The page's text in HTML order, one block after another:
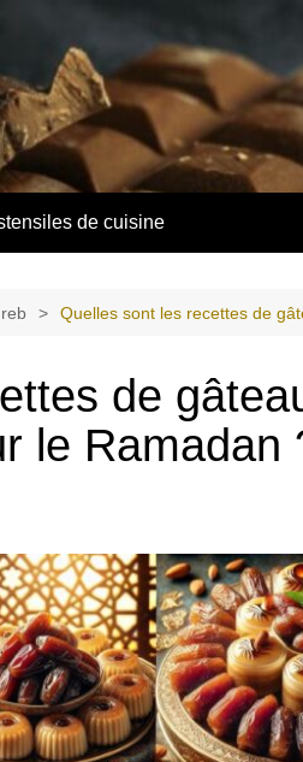
de cuisine
Quelles sont les recettes de
de
le Ramadan